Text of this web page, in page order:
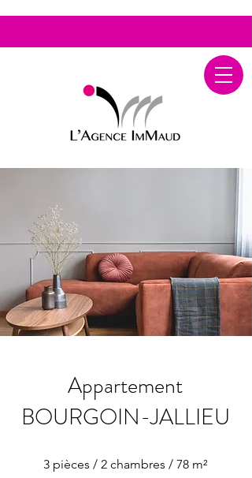
Appartement
BOURGOIN-JALLIEU
3 pièces / 2 chambres / 78 m²